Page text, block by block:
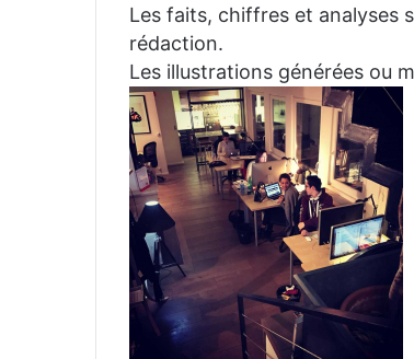
Les faits, chiffres et analyses
rédaction.
Les illustrations générées ou